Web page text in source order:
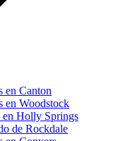
en Canton
en Woodstock
en Holly Springs
de Rockdale